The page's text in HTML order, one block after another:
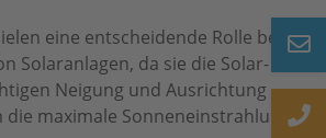
eine entscheidende Rolle bei
Solar­anlagen, da sie die Solar­
Neigung und Aus­richtung
maximale Sonnen­einstrahlung
Beratung
Newsletter